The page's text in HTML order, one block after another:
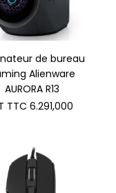
de bureau
Alienware
AURORA R13
TTC 6.291,000